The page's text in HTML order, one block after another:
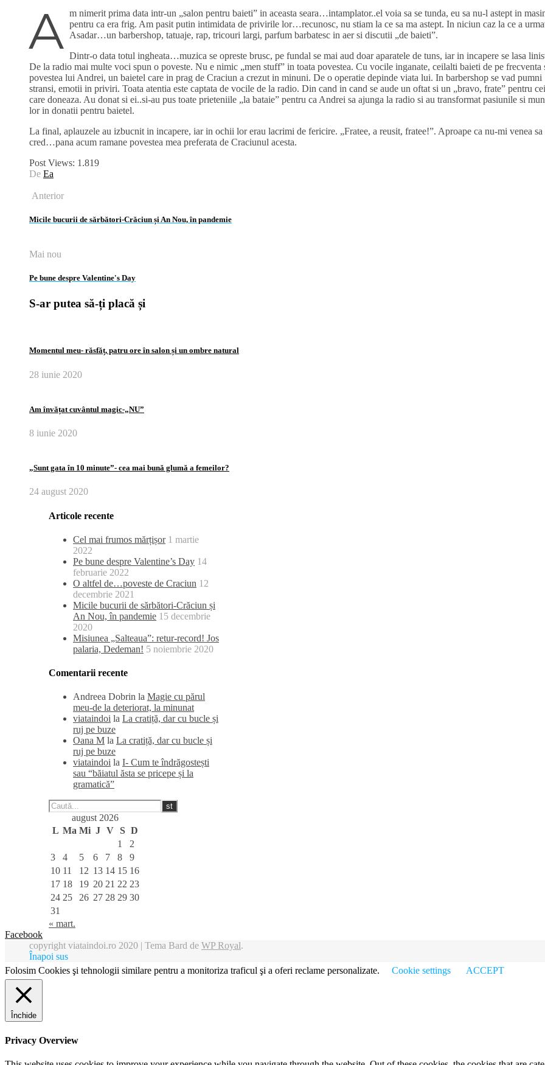
A m nimerit prima data intr-un „salon pentru baieti” in aceasta seara…intamplator..el voia sa se tunda, eu sa nu-l astept in
pentru ca era frig. Am pasit putin intimidata de privirile lor…recunosc, nu stiam la ce sa ma astept. In niciun caz la ce a
Asadar…un barbershop, tatuaje, rap, tricouri largi, parfum barbatesc in aer si discutii „de baieti”.
Dintr-o data totul ingheata…muzica se opreste brusc, pe fundal se mai aud doar aparatele de tuns, iar in incapere se lasa
De la radio mai multe voci spun o poveste. Nu e nimic „men stuff” in toata povestea. Cu vocile inganate, ceilalti baieti de pe frecventa
povestea lui Andrei, un baietel care in prag de Craciun a crezut in minuni. De o operatie depinde viata lui. In barbershop se vad pumni
stransi, emotii in priviri. Toata atentia este captata de vocile de la radio. Din cand in cand se aude un oftat si un „bravo, frate” pentru cei
care doneaza. Au donat si ei..si-au pus toate prieteniile „la bataie” pentru ca Andrei sa ajunga la radio si au transformat pasiunile si
lor in donatii pentru baietel.
La final, aplauzele au izbucnit in incapere, iar in ochii lor erau lacrimi de fericire. „Fratee, a reusit, fratee!”. Aproape ca nu-mi venea sa
cred…pana acum ramane povestea mea preferata de Craciunul acesta.
Post Views: 1.819
De Ea
Anterior
Micile bucurii de sărbători-Crăciun și An Nou, în pandemie
Mai nou
Pe bune despre Valentine's Day
S-ar putea să-ți placă și
Momentul meu- răsfăț, patru ore în salon și un ombre natural
28 iunie 2020
Am învățat cuvântul magic-„NU”
8 iunie 2020
„Sunt gata în 10 minute”- cea mai bună glumă a femeilor?
24 august 2020
Articole recente
Cel mai frumos mărțișor 1 martie
2022
Pe bune despre Valentine’s Day 14
februarie 2022
O altfel de…poveste de Craciun 12
decembrie 2021
Micile bucurii de sărbători-Crăciun și
An Nou, în pandemie 15 decembrie
2020
Misiunea „Salteaua”: retur-record! Jos
palaria, Dedeman! 5 noiembrie 2020
Comentarii recente
Andreea Dobrin la Magie cu părul
meu-de la deteriorat, la minunat
viataindoi la La cratiță, dar cu bucle și
ruj pe buze
Oana M la La cratiță, dar cu bucle și
ruj pe buze
viataindoi la I- Cum te îndrăgostești
sau “băiatul ăsta se pricepe și la
gramatică”
august 2026
L Ma Mi J V S D
1
2
3
4 5 6 7 8
9
10 11 12 13 14 15 16
17 18 19 20 21 22 23
24 25 26 27 28 29 30
31
« mart.
Facebook
copyright viataindoi.ro 2020 | Tema Bard de WP Royal.
Înapoi sus
Folosim Cookies şi tehnologii similare pentru a monitoriza traficul şi a oferi reclame personalizate.
Cookie settings ACCEPT
Închide
Privacy Overview